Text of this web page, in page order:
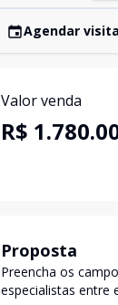
Agendar visita
Valor venda
R$
Proposta
Preencha os
especialistas entre